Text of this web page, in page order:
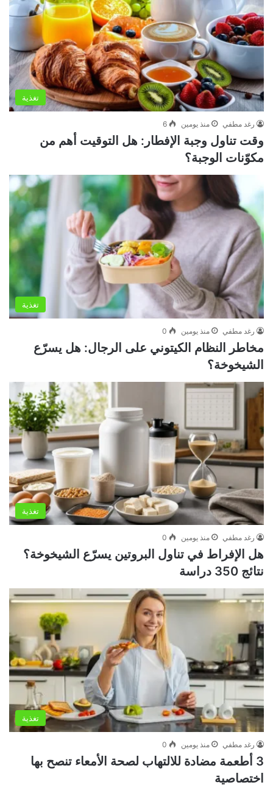
تغذية
رغد مطفي منذ يومين 6
وقت تناول وجبة الإفطار: هل التوقيت أهم من
مكوّنات الوجبة؟
تغذية
رغد مطفي منذ يومين 0
مخاطر النظام الكيتوني على الرجال: هل يسرّع
الشيخوخة؟
تغذية
رغد مطفي منذ يومين 0
هل الإفراط في تناول البروتين يسرّع الشيخوخة؟
نتائج 350 دراسة
تغذية
رغد مطفي منذ يومين 0
3 أطعمة مضادة للالتهاب لصحة الأمعاء تنصح بها
اختصاصية